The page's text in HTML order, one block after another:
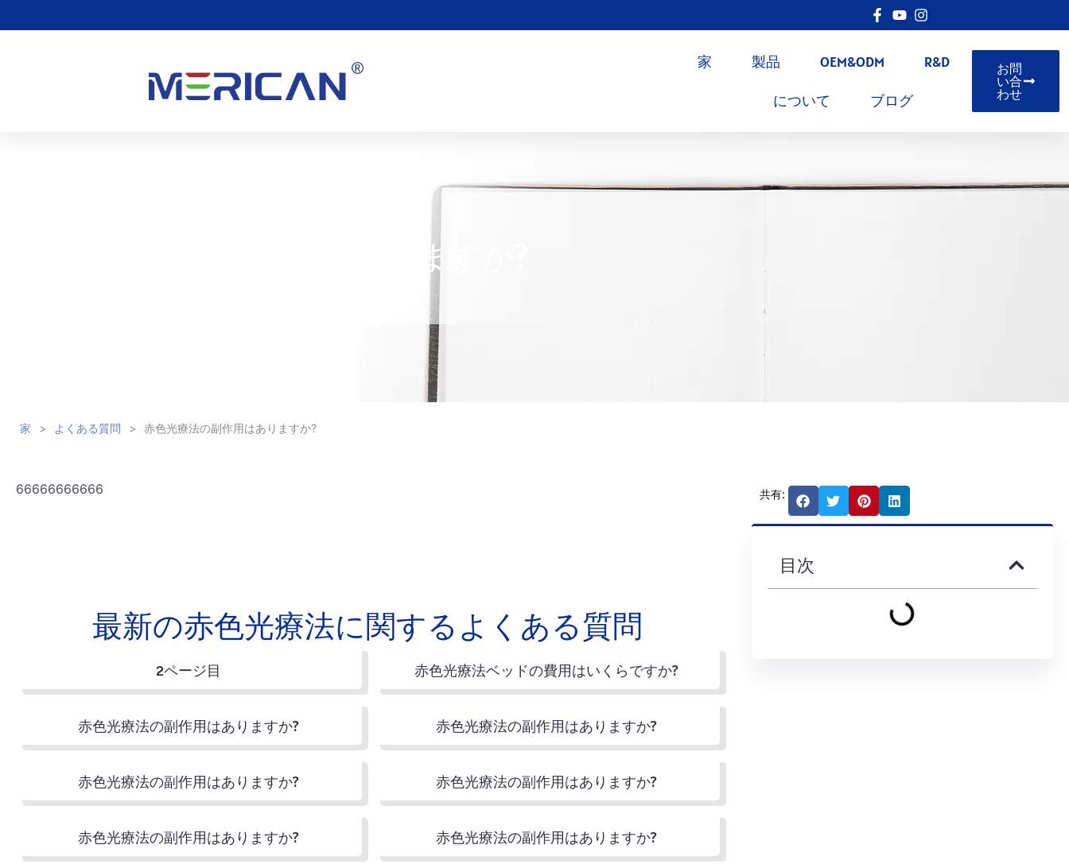
家 製品 OEM&ODM R&D
について ブログ
お問
い合
わせ
赤色光療法の副作用はありますか?
家 > よくある質問 > 赤色光療法の副作用はありますか?
66666666666
最新の赤色光療法に関するよくある質問
2ページ目 赤色光療法ベッドの費用はいくらですか?
赤色光療法の副作用はありますか? 赤色光療法の副作用はありますか?
赤色光療法の副作用はありますか? 赤色光療法の副作用はありますか?
赤色光療法の副作用はありますか? 赤色光療法の副作用はありますか?
共有:
目次